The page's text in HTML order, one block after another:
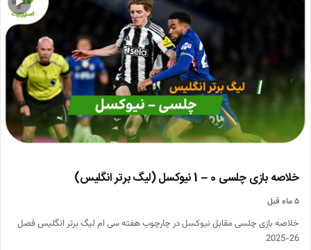
خلاصه بازی چلسی 0 – 1 نیوکسل (لیگ برتر انگلیس)
۵ ماه قبل
خلاصه بازی چلسی مقابل نیوکسل در چارچوب هفته سی ام لیگ برتر انگلیس فصل
26-2025